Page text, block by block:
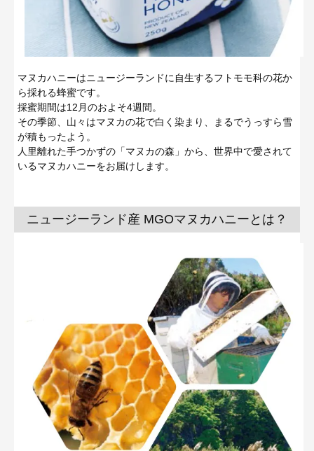
マヌカハニーはニュージーランドに自生するフトモモ科の花か
ら採れる蜂蜜です。
採蜜期間は12月のおよそ4週間。
その季節、山々はマヌカの花で白く染まり、まるでうっすら雪
が積もったよう。
人里離れた手つかずの「マヌカの森」から、世界中で愛されて
いるマヌカハニーをお届けします。
ニュージーランド産 MGOマヌカハニーとは？